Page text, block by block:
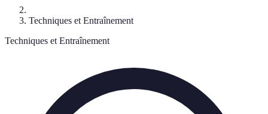
Techniques et Entraînement
Techniques et Entraînement